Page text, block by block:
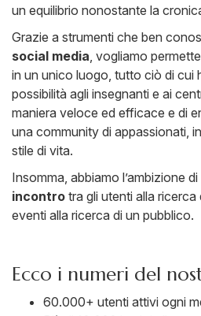
un equilibrio nonostante la
Grazie a strumenti che ben
social media , vogliamo
in un unico luogo, tutto ciò di cui
possibilità agli insegnanti e ai
maniera veloce ed efficace e di
una community di appassionati,
stile di vita.
Insomma, abbiamo l’ambizione
incontro tra gli utenti alla
eventi alla ricerca di un pubblico.
Ecco i numeri del
60.000+ utenti attivi ogni